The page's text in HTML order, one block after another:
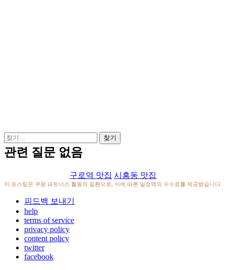
관련 질문 없음
구로역 맛집 시흥동 맛집
이 포스팅은 쿠팡 파트너스 활동의 일환으로, 이에 따른 일정액의 수수료를 제공받습니다.
피드백 보내기
help
terms of service
privacy policy
content policy
twitter
facebook